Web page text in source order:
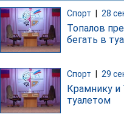
Спорт 28
Топалов
бегать в
Спорт 29
Крамнику и
туалетом